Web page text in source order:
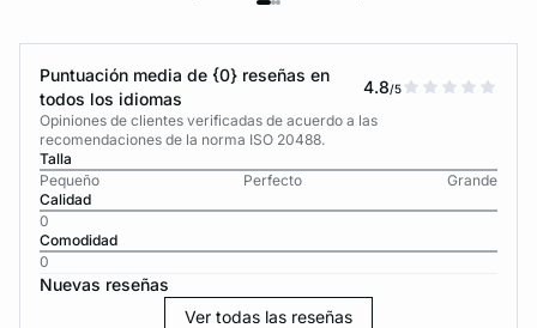
Puntuación media de {0} reseñas en
todos los idiomas
4.8/5
Opiniones de clientes verificadas de acuerdo a las
recomendaciones de la norma ISO 20488.
Talla
Pequeño
Perfecto
Grande
Calidad
0
Comodidad
0
Nuevas reseñas
Ver todas las reseñas